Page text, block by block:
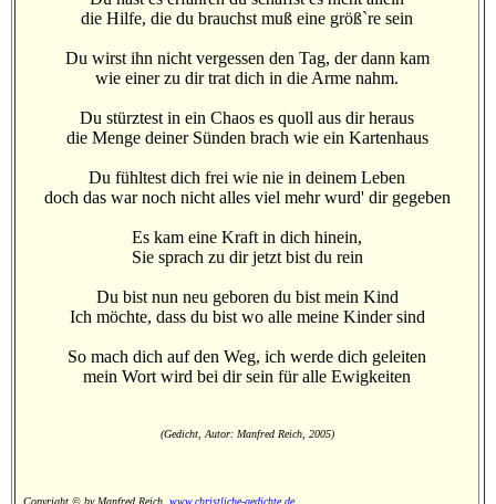
die Hilfe, die du brauchst muß eine größ`re sein
Du wirst ihn nicht vergessen den Tag, der dann kam
wie einer zu dir trat dich in die Arme nahm.
Du stürztest in ein Chaos es quoll aus dir heraus
die Menge deiner Sünden brach wie ein Kartenhaus
Du fühltest dich frei wie nie in deinem Leben
doch das war noch nicht alles viel mehr wurd' dir gegeben
Es kam eine Kraft in dich hinein,
Sie sprach zu dir jetzt bist du rein
Du bist nun neu geboren du bist mein Kind
Ich möchte, dass du bist wo alle meine Kinder sind
So mach dich auf den Weg, ich werde dich geleiten
mein Wort wird bei dir sein für alle Ewigkeiten
(Gedicht, Autor: Manfred Reich, 2005)
Copyright © by Manfred Reich, www.christliche-gedichte.de